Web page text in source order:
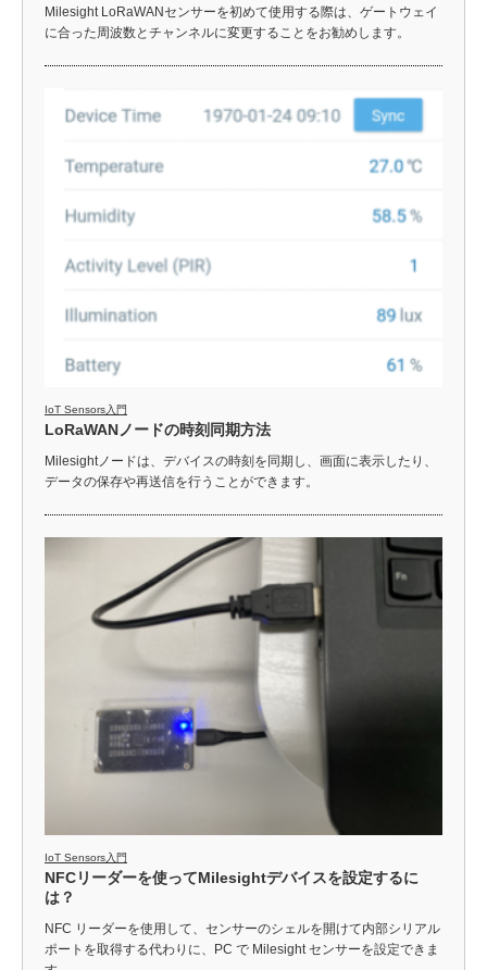
Milesight LoRaWANセンサーを初めて使用する際は、ゲートウェイ
に合った周波数とチャンネルに変更することをお勧めします。
IoT Sensors入門
LoRaWANノードの時刻同期方法
Milesightノードは、デバイスの時刻を同期し、画面に表示したり、
データの保存や再送信を行うことができます。
IoT Sensors入門
NFCリーダーを使ってMilesightデバイスを設定するに
は？
NFC リーダーを使用して、センサーのシェルを開けて内部シリアル
ポートを取得する代わりに、PC で Milesight センサーを設定できま